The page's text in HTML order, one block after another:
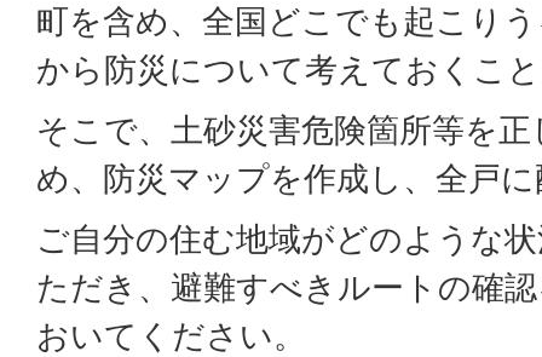
町を含め、全国どこでも起こり
から防災について考えておくこ
そこで、土砂災害危険箇所等を
め、防災マップを作成し、全戸
ご自分の住む地域がどのような
ただき、避難すべきルートの確
おいてください。